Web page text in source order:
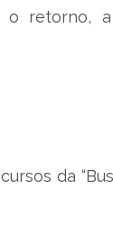
retorno,
da